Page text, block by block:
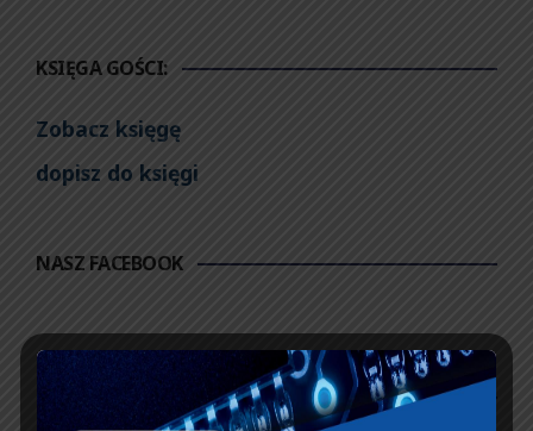
KSIĘGA GOŚCI:
Zobacz księgę
dopisz do księgi
NASZ FACEBOOK
UBEZPIECZENIA